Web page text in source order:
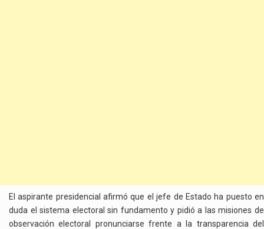
El aspirante presidencial afirmó que el jefe de Estado ha puesto en
duda el sistema electoral sin fundamento y pidió a las misiones de
observación electoral pronunciarse frente a la transparencia del